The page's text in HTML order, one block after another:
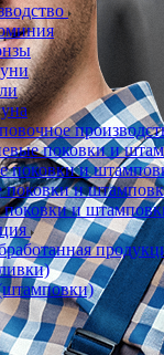
поковки и
поковки и
поковки и
поковки и